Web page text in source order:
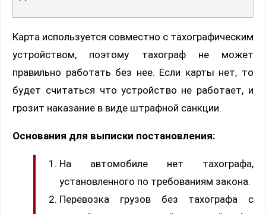
Карта используется совместно с тахографическим
устройством, поэтому тахограф не может
правильно работать без нее. Если карты нет, то
будет считаться что устройство не работает, и
грозит наказание в виде штрафной санкции.
Основания для выписки постановления:
На автомобиле нет тахографа,
установленного по требованиям закона.
Перевозка грузов без тахографа с